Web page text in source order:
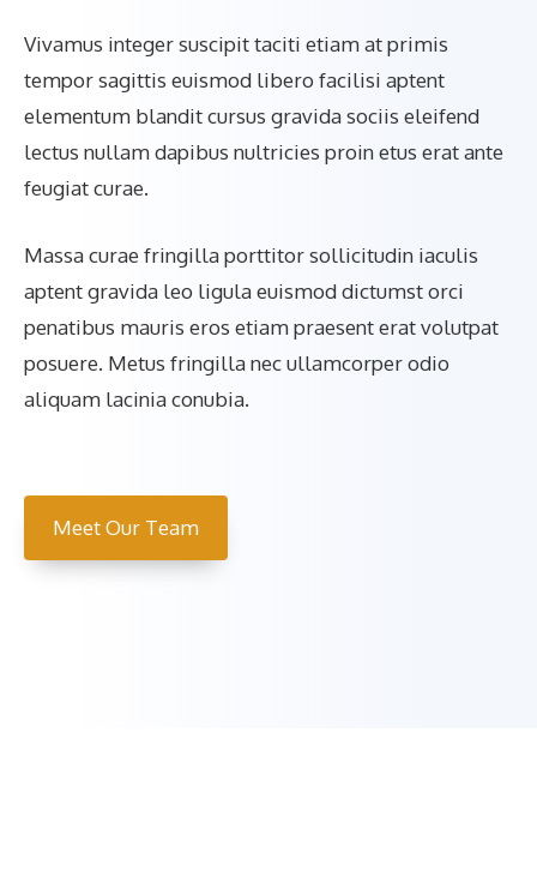
Vivamus integer suscipit taciti etiam at primis
tempor sagittis euismod libero facilisi aptent
elementum blandit cursus gravida sociis eleifend
lectus nullam dapibus nultricies proin etus erat ante
feugiat curae.
Massa curae fringilla porttitor sollicitudin iaculis
aptent gravida leo ligula euismod dictumst orci
penatibus mauris eros etiam praesent erat volutpat
posuere. Metus fringilla nec ullamcorper odio
aliquam lacinia conubia.
Meet Our Team